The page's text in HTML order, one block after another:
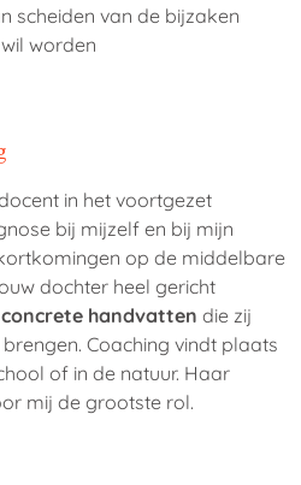
scheiden van de bijzaken
worden
in het voortgezet
bij mijzelf en bij mijn
op de middelbare
dochter heel gericht
concrete handvatten die zij
Coaching vindt plaats
of in de natuur. Haar
mij de grootste rol.